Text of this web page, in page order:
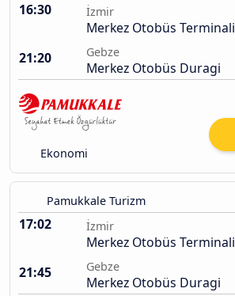
16:30 İzmir
Merkez Otobüs Terminali
21:20
Gebze
Merkez Otobüs Duragi
Ekonomi
Pamukkale Turizm
17:02 İzmir
Merkez Otobüs Terminali
21:45
Gebze
Merkez Otobüs Duragi